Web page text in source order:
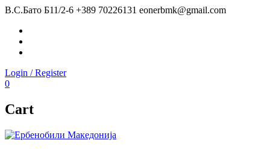
В.С.Бато Б11/2-6 +389 70226131 eonerbmk@gmail.com
Login / Register
0
Cart